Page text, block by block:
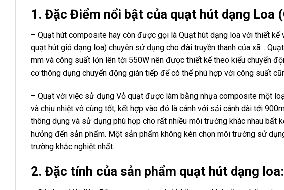
1. Đặc Điểm nổi bật của quạt hút dạng Loa
– Quạt hút composite hay còn được gọi là Quạt hút dạng loa với thiết
quạt hút gió dạng loa) chuyên sử dụng cho đài truyền thanh của xã…
mm và công suất lớn lên tới 550W nên được thiết kế theo kiểu chuyển
cơ thông dụng chuyển động gián tiếp để có thể phù hợp với công suất
– Quạt với việc sử dụng Vỏ quạt được làm bằng nhựa composite một
và chịu nhiệt vô cùng tốt, kết hợp vào đó là cánh với sải cánh dài tới
thông dụng và sử dụng phù hợp cho rất nhiều môi trường khác nhau bất
hưởng đến sản phẩm. Một sản phẩm không kén chọn môi trường sử
trường khắc nghiệt nhất.
2. Đặc tính của sản phẩm quạt hút dạng loa: